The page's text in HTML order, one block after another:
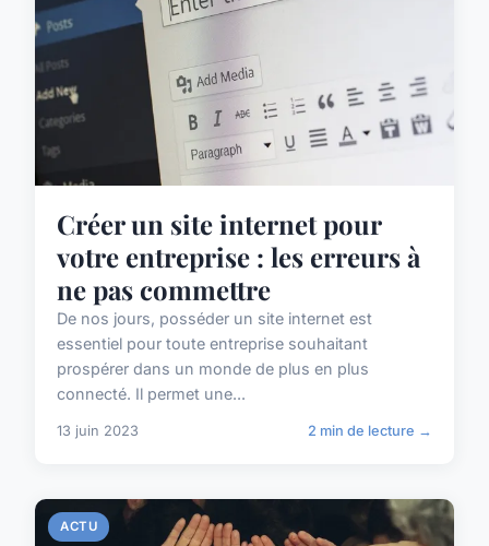
Créer un site internet pour
votre entreprise : les erreurs à
ne pas commettre
De nos jours, posséder un site internet est
essentiel pour toute entreprise souhaitant
prospérer dans un monde de plus en plus
connecté. Il permet une...
13 juin 2023 2 min de lecture →
ACTU